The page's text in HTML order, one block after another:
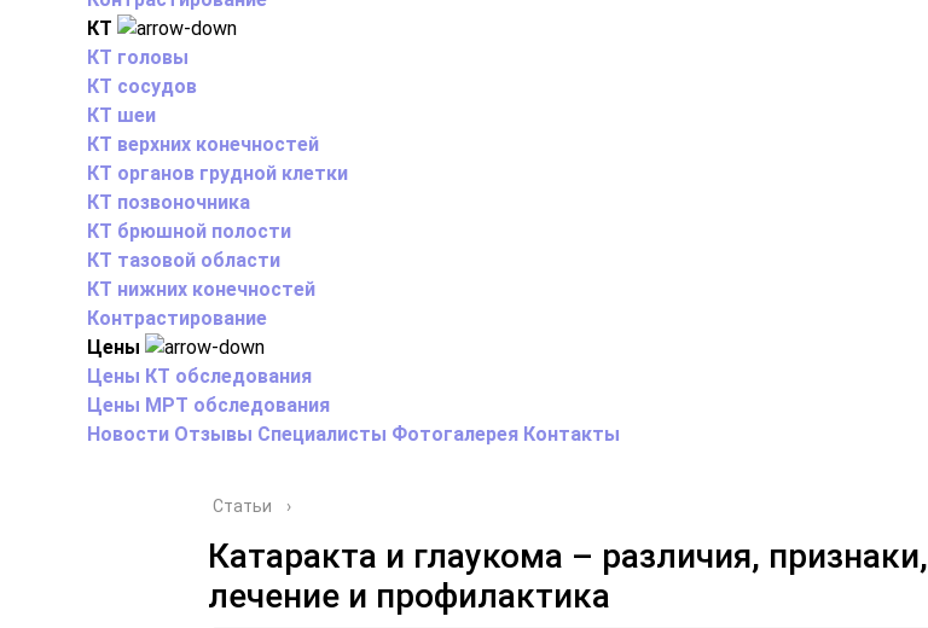
КТ
КТ головы
КТ сосудов
КТ шеи
КТ верхних конечностей
КТ органов грудной клетки
КТ позвоночника
КТ брюшной полости
КТ тазовой области
КТ нижних конечностей
Контрастирование
Цены
Цены КТ обследования
Цены МРТ обследования
Новости Отзывы Специалисты Фотогалерея Контакты
Статьи ›
Катаракта и глаукома – различия, признаки,
лечение и профилактика